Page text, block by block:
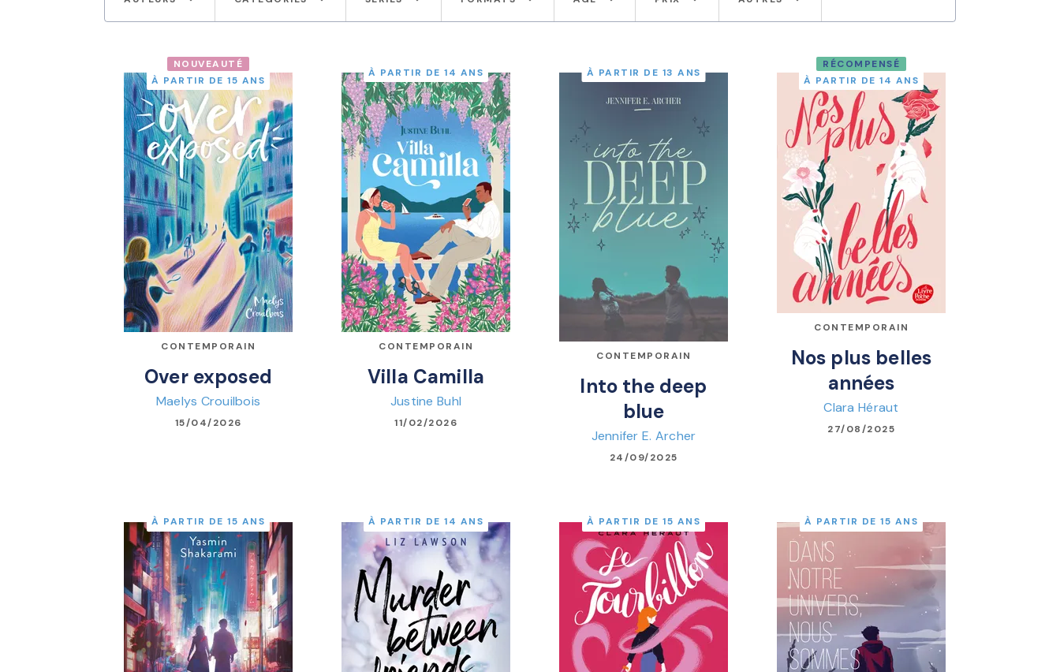
NOUVEAUTÉ
À PARTIR DE 15 ANS
CONTEMPORAIN
Over exposed
Maelys Crouilbois
15/04/2026
À PARTIR DE 14 ANS
CONTEMPORAIN
Villa Camilla
Justine Buhl
11/02/2026
À PARTIR DE 13 ANS
CONTEMPORAIN
Into the deep
blue
Jennifer E. Archer
24/09/2025
RÉCOMPENSÉ
À PARTIR DE 14 ANS
CONTEMPORAIN
Nos plus belles
années
Clara Héraut
27/08/2025
À PARTIR DE 15 ANS À PARTIR DE 14 ANS À PARTIR DE 15 ANS À PARTIR DE 15 ANS